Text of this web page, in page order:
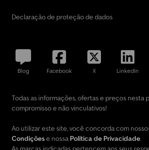
Declaração de proteção de dados
Blog Facebook X LinkedIn
Todas as informações, ofertas e preços nesta
compromisso e não vinculativos!
Ao utilizar este site, você concorda com
Condiçõese nossa Política de Privacidade.